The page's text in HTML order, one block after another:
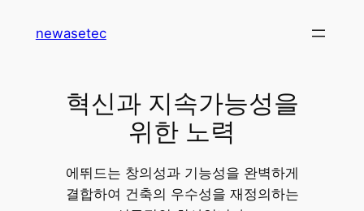
newasetec
혁신과 지속가능성을
위한 노력
에뛰드는 창의성과 기능성을 완벽하게
결합하여 건축의 우수성을 재정의하는